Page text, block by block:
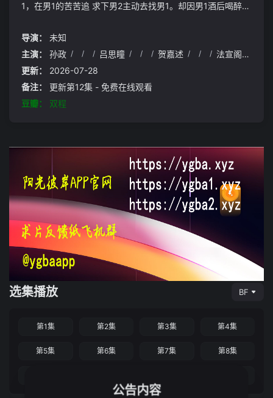
1，在男1的苦苦追 求下男2主动去找男1。却因男1酒后喝醉产
清真心。最终，彼此解开过往心结，选择 放下伤害,重新携手
导演：
未知
主演：
孙政 / / / 吕思瞳 / / / 贺嘉述 / / / 法宣阁
更新：
2026-07-28
备注：
更新第12集 - 免费在线观看
豆瓣：
双程
选集播放 BF
第1集 第2集 第3集 第4集
第5集 第6集 第7集 第8集
公告内容